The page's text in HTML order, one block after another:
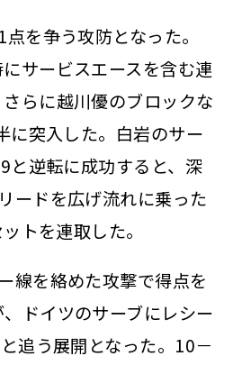
を争う攻防となった。
サービスエースを含む連
らに越川優のブロックな
に突入した。白岩のサー
と逆転に成功すると、深
ードを広げ流れに乗った
トを連取した。
線を絡めた攻撃で得点を
ドイツのサーブにレシー
追う展開となった。10－